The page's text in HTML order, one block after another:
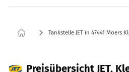
Tankstelle JET in 47441 Moers
Preisübersicht JET,